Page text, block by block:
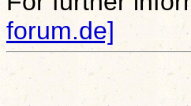
forum.de]